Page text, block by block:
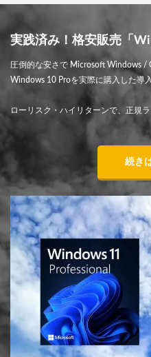
実践済み！格安販売「
圧倒的な安さで Microsoft Windows /
Windows 10 Proを実際に購入した導
ローリスク・ハイリターンで、正規
続き